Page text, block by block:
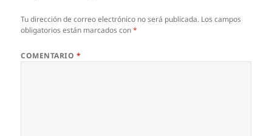
Tu dirección de correo electrónico no será publicada. Los campos
obligatorios están marcados con*
COMENTARIO *